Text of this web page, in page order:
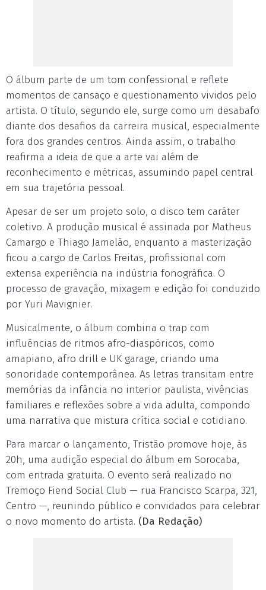
O álbum parte de um tom confessional e reflete
momentos de cansaço e questionamento vividos pelo
artista. O título, segundo ele, surge como um desabafo
diante dos desafios da carreira musical, especialmente
fora dos grandes centros. Ainda assim, o trabalho
reafirma a ideia de que a arte vai além de
reconhecimento e métricas, assumindo papel central
em sua trajetória pessoal.
Apesar de ser um projeto solo, o disco tem caráter
coletivo. A produção musical é assinada por Matheus
Camargo e Thiago Jamelão, enquanto a masterização
ficou a cargo de Carlos Freitas, profissional com
extensa experiência na indústria fonográfica. O
processo de gravação, mixagem e edição foi conduzido
por Yuri Mavignier.
Musicalmente, o álbum combina o trap com
influências de ritmos afro-diaspóricos, como
amapiano, afro drill e UK garage, criando uma
sonoridade contemporânea. As letras transitam entre
memórias da infância no interior paulista, vivências
familiares e reflexões sobre a vida adulta, compondo
uma narrativa que mistura crítica social e cotidiano.
Para marcar o lançamento, Tristão promove hoje, às
20h, uma audição especial do álbum em Sorocaba,
com entrada gratuita. O evento será realizado no
Tremoço Fiend Social Club — rua Francisco Scarpa, 321,
Centro —, reunindo público e convidados para celebrar
o novo momento do artista. (Da Redação)